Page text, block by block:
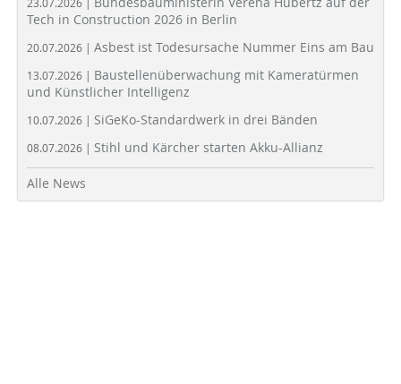
23.07.2026 |
Tech in Construction 2026 in Berlin
20.07.2026 | Asbest ist Todesursache Nummer Eins am Bau
13.07.2026 | Baustellenüberwachung mit Kameratürmen
und Künstlicher Intelligenz
10.07.2026 | SiGeKo-Standardwerk in drei Bänden
08.07.2026 | Stihl und Kärcher starten Akku-Allianz
Alle News